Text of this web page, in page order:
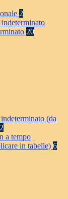
2
20
(da
a tempo
in tabelle) 6